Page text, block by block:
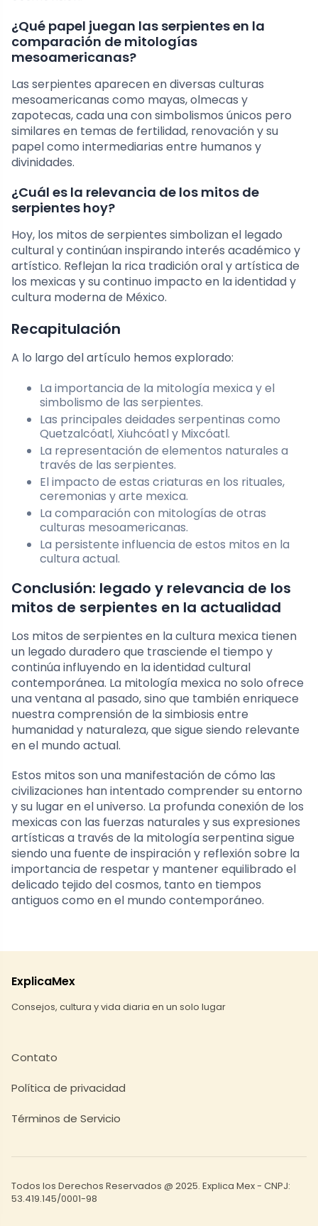
¿Qué papel juegan las serpientes en la
comparación de mitologías
mesoamericanas?
Las serpientes aparecen en diversas culturas
mesoamericanas como mayas, olmecas y
zapotecas, cada una con simbolismos únicos pero
similares en temas de fertilidad, renovación y su
papel como intermediarias entre humanos y
divinidades.
¿Cuál es la relevancia de los mitos de
serpientes hoy?
Hoy, los mitos de serpientes simbolizan el legado
cultural y continúan inspirando interés académico y
artístico. Reflejan la rica tradición oral y artística de
los mexicas y su continuo impacto en la identidad y
cultura moderna de México.
Recapitulación
A lo largo del artículo hemos explorado:
La importancia de la mitología mexica y el
simbolismo de las serpientes.
Las principales deidades serpentinas como
Quetzalcóatl, Xiuhcóatl y Mixcóatl.
La representación de elementos naturales a
través de las serpientes.
El impacto de estas criaturas en los rituales,
ceremonias y arte mexica.
La comparación con mitologías de otras
culturas mesoamericanas.
La persistente influencia de estos mitos en la
cultura actual.
Conclusión: legado y relevancia de los
mitos de serpientes en la actualidad
Los mitos de serpientes en la cultura mexica tienen
un legado duradero que trasciende el tiempo y
continúa influyendo en la identidad cultural
contemporánea. La mitología mexica no solo ofrece
una ventana al pasado, sino que también enriquece
nuestra comprensión de la simbiosis entre
humanidad y naturaleza, que sigue siendo relevante
en el mundo actual.
Estos mitos son una manifestación de cómo las
civilizaciones han intentado comprender su entorno
y su lugar en el universo. La profunda conexión de los
mexicas con las fuerzas naturales y sus expresiones
artísticas a través de la mitología serpentina sigue
siendo una fuente de inspiración y reflexión sobre la
importancia de respetar y mantener equilibrado el
delicado tejido del cosmos, tanto en tiempos
antiguos como en el mundo contemporáneo.
ExplicaMex
Consejos, cultura y vida diaria en un solo lugar
Contato
Política de privacidad
Términos de Servicio
Todos los Derechos Reservados @ 2025. Explica Mex - CNPJ:
53.419.145/0001-98